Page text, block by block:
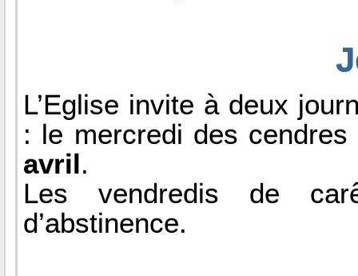
L’Eglise invite à deux
: le mercredi des cendres
avril.
Les vendredis de
d’abstinence.